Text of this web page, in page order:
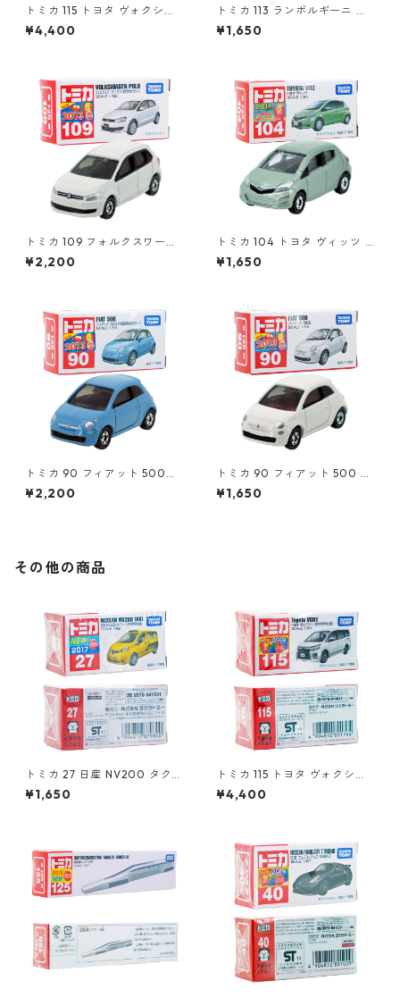
トミカ 115 トヨタ ヴォクシー
（初回特別仕様）#10801764
¥4,400
トミカ 113 ランボルギーニ レ
ヴェントン #10359791
¥1,650
トミカ 109 フォルクスワーゲ
ン ポロ（初回特別カラー）#1
0467380
¥2,200
トミカ 104 トヨタ ヴィッツ #
10392507
¥1,650
トミカ 90 フィアット 500
（初回特別カラー）#1047108
0
¥2,200
トミカ 90 フィアット 500 #1
0471011
¥1,650
その他の商品
トミカ 27 日産 NV200 タクシ
ー（初回特別仕様）#1087980
0
¥1,650
トミカ 115 トヨタ ヴォクシー
（初回特別仕様）#10801764
¥4,400